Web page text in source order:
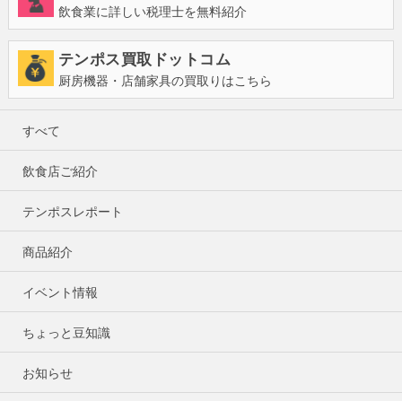
飲食業に詳しい税理士を無料紹介
テンポス買取ドットコム
厨房機器・店舗家具の買取りはこちら
すべて
飲食店ご紹介
テンポスレポート
商品紹介
イベント情報
ちょっと豆知識
お知らせ